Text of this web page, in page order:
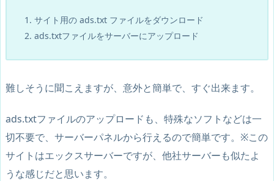
サイト用の ads.txt ファイルをダウンロード
ads.txtファイルをサーバーにアップロード
難しそうに聞こえますが、意外と簡単で、すぐ出来ます。
ads.txtファイルのアップロードも、特殊なソフトなどは一
切不要で、サーバーパネルから行えるので簡単です。※この
サイトはエックスサーバーですが、他社サーバーも似たよ
うな感じだと思います。